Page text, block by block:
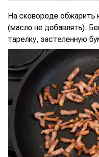
На сковороде обжарить
(масло не добавлять).
тарелку, застеленную